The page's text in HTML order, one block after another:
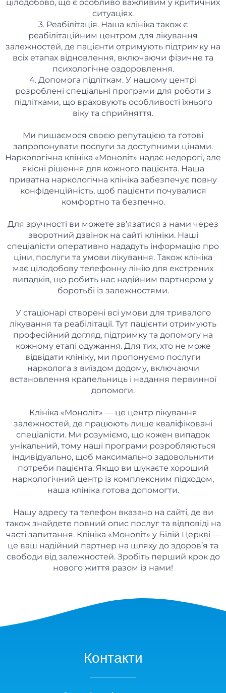
цілодобово, що є особливо важливим у критичних
ситуаціях.
3. Реабілітація. Наша клініка також є
реабілітаційним центром для лікування
залежностей, де пацієнти отримують підтримку на
всіх етапах відновлення, включаючи фізичне та
психологічне оздоровлення.
4. Допомога підліткам. У нашому центрі
розроблені спеціальні програми для роботи з
підлітками, що враховують особливості їхнього
віку та сприйняття.
Ми пишаємося своєю репутацією та готові
запропонувати послуги за доступними цінами.
Наркологічна клініка «Моноліт» надає недорогі, але
якісні рішення для кожного пацієнта. Наша
приватна наркологічна клініка забезпечує повну
конфіденційність, щоб пацієнти почувалися
комфортно та безпечно.
Для зручності ви можете зв’язатися з нами через
зворотний дзвінок на сайті клініки. Наші
спеціалісти оперативно нададуть інформацію про
ціни, послуги та умови лікування. Також клініка
має цілодобову телефонну лінію для екстрених
випадків, що робить нас надійним партнером у
боротьбі із залежностями.
У стаціонарі створені всі умови для тривалого
лікування та реабілітації. Тут пацієнти отримують
професійний догляд, підтримку та допомогу на
кожному етапі одужання. Для тих, хто не може
відвідати клініку, ми пропонуємо послуги
нарколога з виїздом додому, включаючи
встановлення крапельниць і надання первинної
допомоги.
Клініка «Моноліт» — це центр лікування
залежностей, де працюють лише кваліфіковані
спеціалісти. Ми розуміємо, що кожен випадок
унікальний, тому наші програми розробляються
індивідуально, щоб максимально задовольнити
потреби пацієнта. Якщо ви шукаєте хороший
наркологічний центр із комплексним підходом,
наша клініка готова допомогти.
Нашу адресу та телефон вказано на сайті, де ви
також знайдете повний опис послуг та відповіді на
часті запитання. Клініка «Моноліт» у Білій Церкві —
це ваш надійний партнер на шляху до здоров’я та
свободи від залежностей. Зробіть перший крок до
нового життя разом із нами!
Контакти